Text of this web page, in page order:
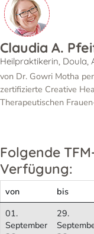
Claudia A.
Heilpraktikerin, Doula,
von Dr. Gowri Motha
zertifizierte Creative
Therapeutischen
Folgende
Verfügung:
von bis
01.
September
29.